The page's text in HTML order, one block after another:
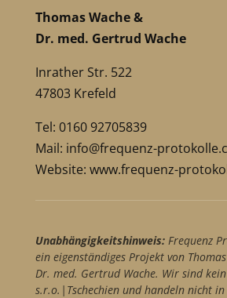
Thomas Wache &
Dr. med. Gertrud Wache
Inrather Str. 522
47803 Krefeld
Tel: 0160 92705839
Mail: info@frequenz-
Website: www.frequenz-
Unabhängigkeitshinweis:Frequenz
ein eigenständiges Projekt von
Dr. med. Gertrud Wache. Wir sind
s.r.o.|Tschechien und handeln nicht